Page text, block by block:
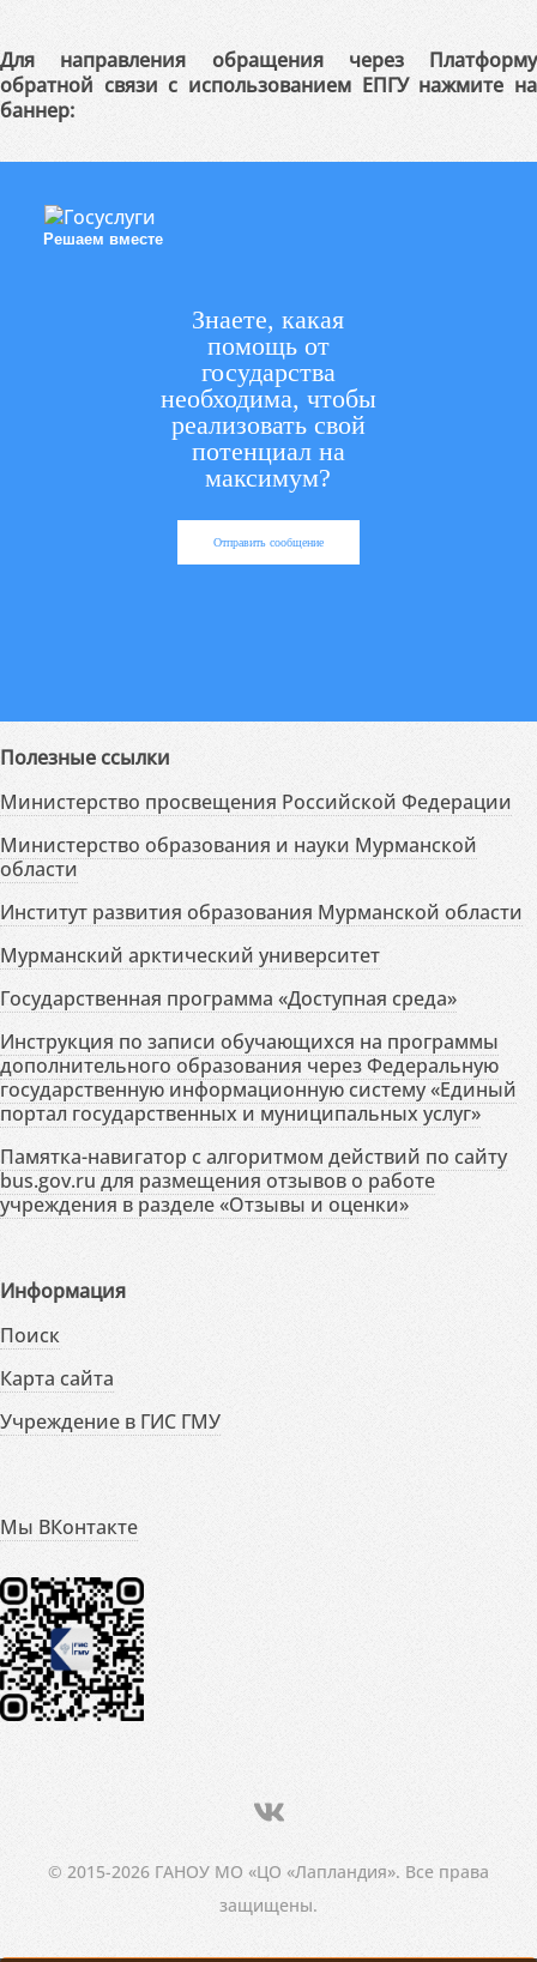
Для направления обращения через Платформу
обратной связи с использованием ЕПГУ нажмите на
баннер:
Решаем вместе
Знаете, какая
помощь от
государства
необходима, чтобы
реализовать свой
потенциал на
максимум?
Отправить сообщение
Полезные ссылки
Министерство просвещения Российской Федерации
Министерство образования и науки Мурманской
области
Институт развития образования Мурманской области
Мурманский арктический университет
Государственная программа «Доступная среда»
Инструкция по записи обучающихся на программы
дополнительного образования через Федеральную
государственную информационную систему «Единый
портал государственных и муниципальных услуг»
Памятка-навигатор с алгоритмом действий по сайту
bus.gov.ru для размещения отзывов о работе
учреждения в разделе «Отзывы и оценки»
Информация
Поиск
Карта сайта
Учреждение в ГИС ГМУ
Мы ВКонтакте
© 2015-2026 ГАНОУ МО «ЦО «Лапландия». Все права
защищены.